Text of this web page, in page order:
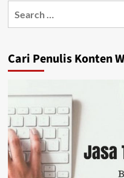
Cari Penulis Konten